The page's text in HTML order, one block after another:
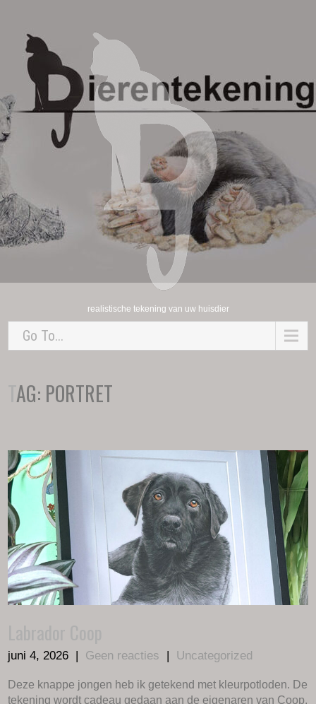
realistische tekening van uw huisdier
Go To...
TAG: PORTRET
juni 4, 2026 Geen reacties Uncategorized
Deze knappe jongen heb ik getekend met kleurpotloden. De
tekening wordt cadeau gedaan aan de eigenaren van Coop.